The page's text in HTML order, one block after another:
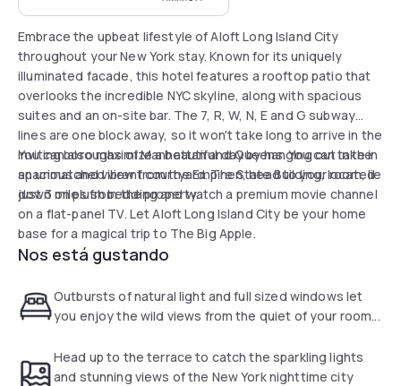
Embrace the upbeat lifestyle of Aloft Long Island City
throughout your New York stay. Known for its uniquely
illuminated facade, this hotel features a rooftop patio that
overlooks the incredible NYC skyline, along with spacious
suites and an on-site bar. The 7, R, W, N, E and G subway
lines are one block away, so it won't take long to arrive in the
inviting boroughs of Manhattan and Queens. You can take in
an unmatched view from the Empire State Building, located
just 3 miles from the property.
You can also maximize a beautiful day by hanging out in the
spacious and vibrant courtyard. Then, head to your room, lie
down on plush bedding and watch a premium movie channel
on a flat-panel TV. Let Aloft Long Island City be your home
base for a magical trip to The Big Apple.
Nos está gustando
Outbursts of natural light and full sized windows let
you enjoy the wild views from the quiet of your room...
Head up to the terrace to catch the sparkling lights
and stunning views of the New York nighttime city